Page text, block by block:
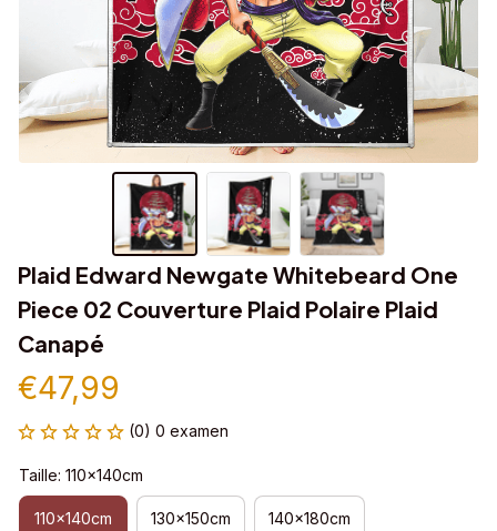
Plaid Edward Newgate Whitebeard One
Piece 02 Couverture Plaid Polaire Plaid
Canapé
€47,99
(0) 0 examen
Taille: 110x140cm
110x140cm 130x150cm 140x180cm